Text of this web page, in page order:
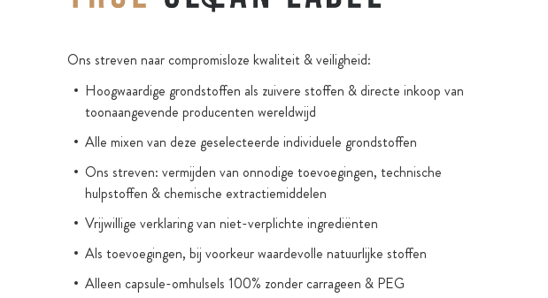
Ons streven naar compromisloze kwaliteit & veiligheid:
Hoogwaardige grondstoffen als zuivere stoffen & directe inkoop van
toonaangevende producenten wereldwijd
Alle mixen van deze geselecteerde individuele grondstoffen
Ons streven: vermijden van onnodige toevoegingen, technische
hulpstoffen & chemische extractiemiddelen
Vrijwillige verklaring van niet-verplichte ingrediënten
Als toevoegingen, bij voorkeur waardevolle natuurlijke stoffen
Alleen capsule-omhulsels 100% zonder carrageen & PEG